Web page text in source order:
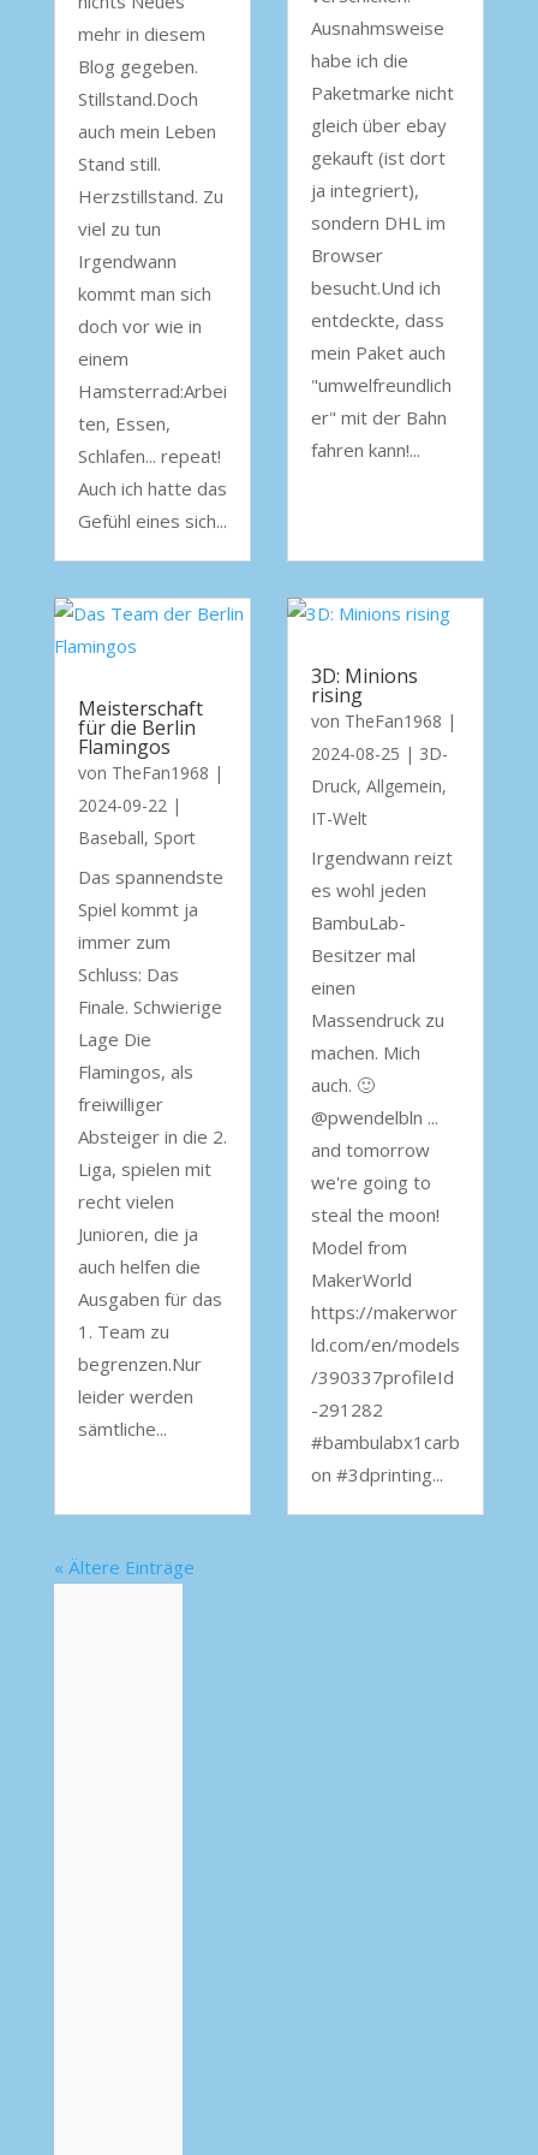
mehr in diesem
Blog gegeben.
Stillstand.Doch
auch mein Leben
Stand still.
Herzstillstand. Zu
viel zu tun
Irgendwann
kommt man sich
doch vor wie in
einem
Hamsterrad:Arbei
ten, Essen,
Schlafen... repeat!
Auch ich hatte das
Gefühl eines sich...
Ausnahmsweise
habe ich die
Paketmarke nicht
gleich über ebay
gekauft (ist dort
ja integriert),
sondern DHL im
Browser
besucht.Und ich
entdeckte, dass
mein Paket auch
"umwelfreundlich
er" mit der Bahn
fahren kann!...
Meisterschaft
für die Berlin
Flamingos
von TheFan1968 |
2024-09-22|
Baseball, Sport
Das spannendste
Spiel kommt ja
immer zum
Schluss: Das
Finale. Schwierige
Lage Die
Flamingos, als
freiwilliger
Absteiger in die 2.
Liga, spielen mit
recht vielen
Junioren, die ja
auch helfen die
Ausgaben für das
1. Team zu
begrenzen.Nur
leider werden
sämtliche...
3D: Minions
rising
von TheFan1968 |
2024-08-25 | 3D-
Druck, Allgemein,
IT-Welt
Irgendwann reizt
es wohl jeden
BambuLab-
Besitzer mal
einen
Massendruck zu
machen. Mich
auch. 🙂
@pwendelbln ...
and tomorrow
we're going to
steal the moon!
Model from
MakerWorld
https://makerwor
ld.com/en/models
/390337profileId
-291282
#bambulabx1carb
on #3dprinting...
« Ältere Einträge